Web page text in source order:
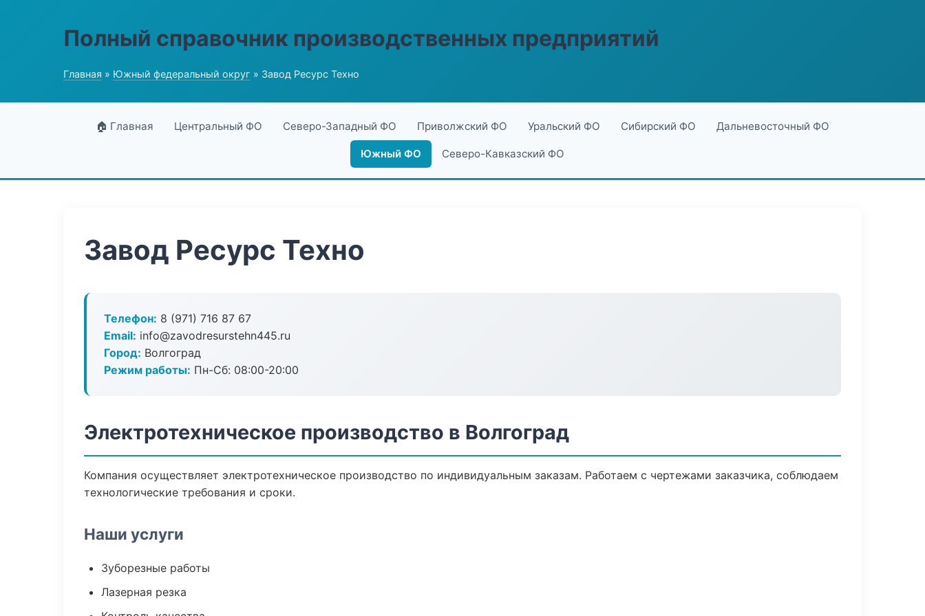
Полный справочник производственных предприятий
Главная » Южный федеральный округ » Завод Ресурс Техно
🏠 Главная Центральный ФО Северо-Западный ФО Приволжский ФО Уральский ФО Сибирский ФО Дальневосточный ФО
Южный ФО Северо-Кавказский ФО
Завод Ресурс Техно
Телефон: 8 (971) 716 87 67
Email: info@zavodresurstehn445.ru
Город: Волгоград
Режим работы: Пн-Сб: 08:00-20:00
Электротехническое производство в Волгоград
Компания осуществляет электротехническое производство по индивидуальным заказам. Работаем с чертежами заказчика, соблюдаем
технологические требования и сроки.
Наши услуги
Зуборезные работы
Лазерная резка